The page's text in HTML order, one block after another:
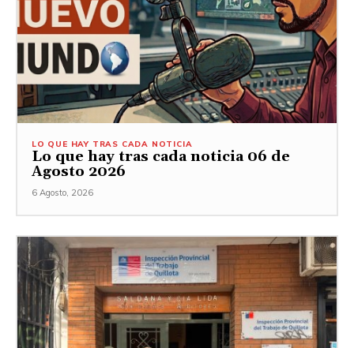
LO QUE HAY TRAS CADA NOTICIA
Lo que hay tras cada noticia 06 de
Agosto 2026
6 Agosto, 2026